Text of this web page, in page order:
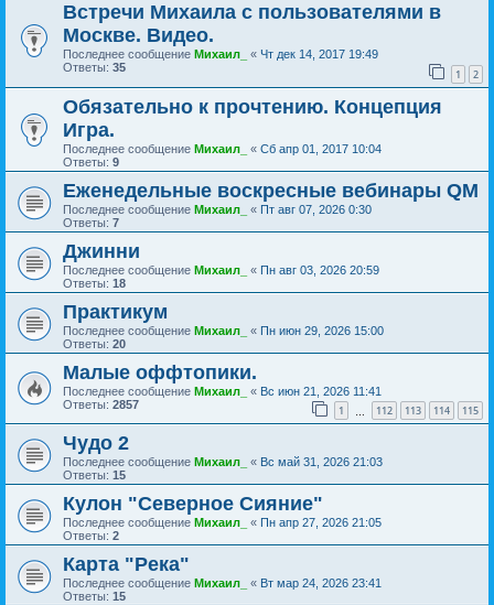
Встречи Михаила с пользователями в
Москве. Видео.
Последнее сообщение Михаил_ « Чт дек 14, 2017 19:49
Ответы: 35 1 2
Обязательно к прочтению. Концепция
Игра.
Последнее сообщение Михаил_ « Сб апр 01, 2017 10:04
Ответы: 9
Еженедельные воскресные вебинары QM
Последнее сообщение Михаил_ « Пт авг 07, 2026 0:30
Ответы: 7
Джинни
Последнее сообщение Михаил_ « Пн авг 03, 2026 20:59
Ответы: 18
Практикум
Последнее сообщение Михаил_ « Пн июн 29, 2026 15:00
Ответы: 20
Малые оффтопики.
Последнее сообщение Михаил_ « Вс июн 21, 2026 11:41
Ответы: 2857 1 112 113 114 115
Чудо 2
Последнее сообщение Михаил_ « Вс май 31, 2026 21:03
Ответы: 15
Кулон "Северное Сияние"
Последнее сообщение Михаил_ « Пн апр 27, 2026 21:05
Ответы: 2
Карта "Река"
Последнее сообщение Михаил_ « Вт мар 24, 2026 23:41
Ответы: 15